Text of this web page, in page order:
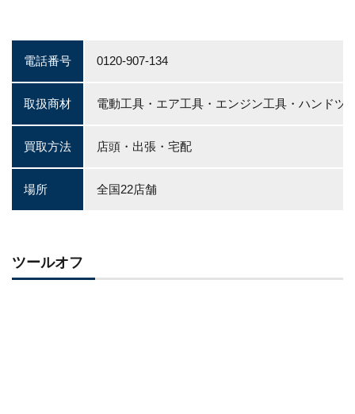
電話番号 0120-907-134
取扱商材 電動工具・エア工具・エンジン工具・ハンドツ
買取方法 店頭・出張・宅配
場所 全国22店舗
ツールオフ